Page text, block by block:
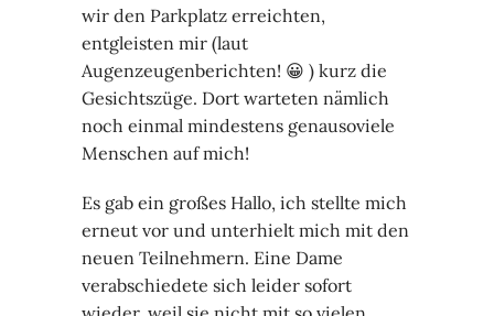
wir den Parkplatz erreichten,
entgleisten mir (laut
Augenzeugenberichten! 😀 ) kurz die
Gesichtszüge. Dort warteten nämlich
noch einmal mindestens genausoviele
Menschen auf mich!
Es gab ein großes Hallo, ich stellte mich
erneut vor und unterhielt mich mit den
neuen Teilnehmern. Eine Dame
verabschiedete sich leider sofort